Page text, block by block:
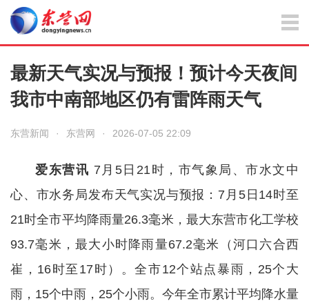
最新天气实况与预报！预计今天夜间
我市中南部地区仍有雷阵雨天气
东营新闻 · 东营网 · 2026-07-05 22:09
爱东营讯 7月5日21时，市气象局、市水文中
心、市水务局发布天气实况与预报：7月5日14时至
21时全市平均降雨量26.3毫米，最大东营市化工学校
93.7毫米，最大小时降雨量67.2毫米（河口六合西
崔，16时至17时）。全市12个站点暴雨，25个大
雨，15个中雨，25个小雨。今年全市累计平均降水量